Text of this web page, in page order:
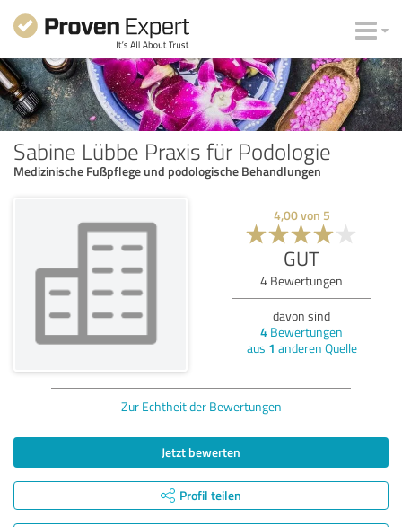
Sabine Lübbe Praxis für Podologie
Medizinische Fußpflege und podologische Behandlungen
4,00von 5
GUT
4 Bewertungen
davon sind
4 Bewertungen
aus 1 anderen Quelle
Zur Echtheit der Bewertungen
Jetzt bewerten
Profil teilen